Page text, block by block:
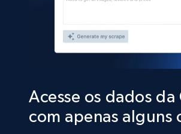
Acesse os dados da
com apenas alguns